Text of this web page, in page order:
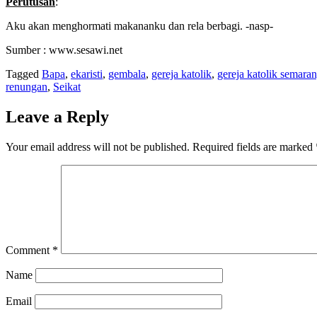
Aku akan menghormati makananku dan rela berbagi. -nasp-
Sumber : www.sesawi.net
Tagged Bapa, ekaristi, gembala, gereja katolik, gereja katolik
renungan, Seikat
Leave a Reply
Your email address will not be published. Required fields are marked
Comment *
Name
Email